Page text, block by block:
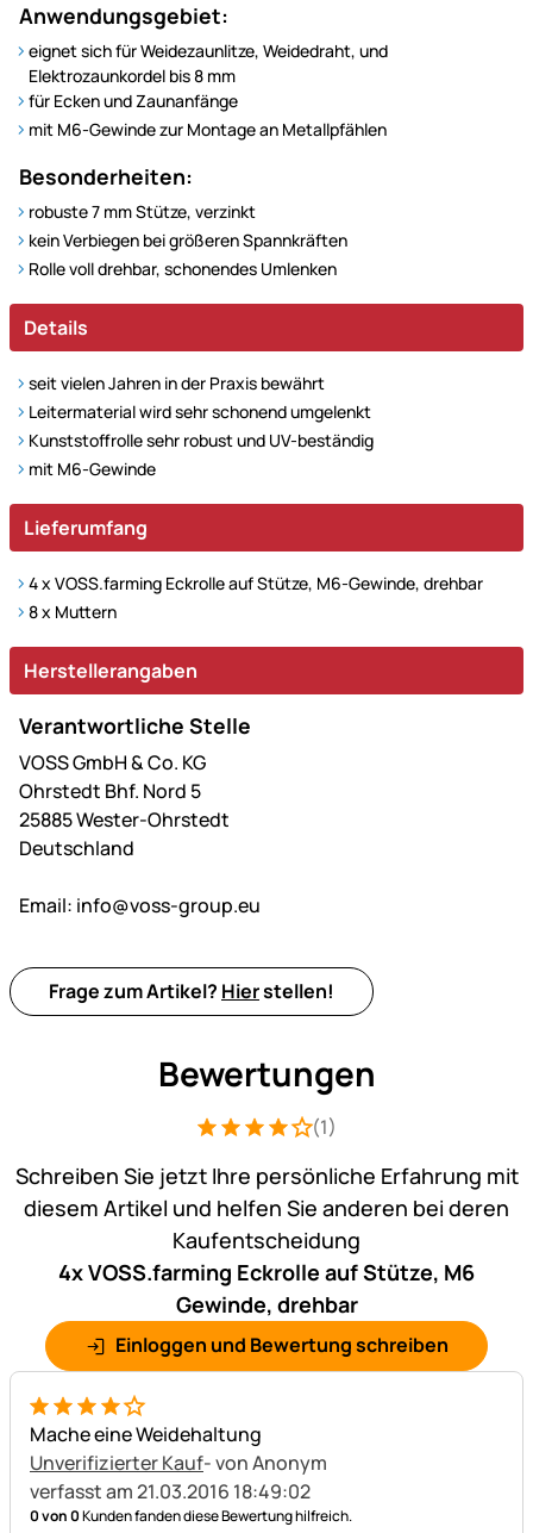
Anwendungsgebiet:
eignet sich für Weidezaunlitze, Weidedraht, und
Elektrozaunkordel bis 8 mm
für Ecken und Zaunanfänge
mit M6-Gewinde zur Montage an Metallpfählen
Besonderheiten:
robuste 7 mm Stütze, verzinkt
kein Verbiegen bei größeren Spannkräften
Rolle voll drehbar, schonendes Umlenken
Details
seit vielen Jahren in der Praxis bewährt
Leitermaterial wird sehr schonend umgelenkt
Kunststoffrolle sehr robust und UV-beständig
mit M6-Gewinde
Lieferumfang
4 x VOSS.farming Eckrolle auf Stütze, M6-Gewinde, drehbar
8 x Muttern
Herstellerangaben
Verantwortliche Stelle
VOSS GmbH & Co. KG
Ohrstedt Bhf. Nord 5
25885 Wester-Ohrstedt
Deutschland
Email: info@voss-group.eu
Frage zum Artikel? Hierstellen!
Bewertungen
Bewertung: 4 von 5 (1 Bewertungen)
1 Bewertung(1)
Schreiben Sie jetzt Ihre persönliche Erfahrung mit
diesem Artikel und helfen Sie anderen bei deren
Kaufentscheidung
4x VOSS.farming Eckrolle auf Stütze, M6
Gewinde, drehbar
Einloggen und Bewertung schreiben
4 von 5
Mache eine Weidehaltung
Unverifizierter Kauf- von Anonym
verfasst am 21.03.2016 18:49:02
0 von 0Kunden fanden diese Bewertung hilfreich.